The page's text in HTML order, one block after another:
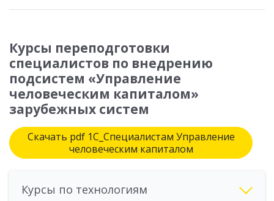
Курсы переподготовки
специалистов по внедрению
подсистем «Управление
человеческим капиталом»
зарубежных систем
Скачать pdf 1С_Специалистам Управление
человеческим капиталом
Курсы по технологиям